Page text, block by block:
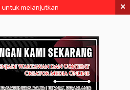
untuk melanjutkan ×